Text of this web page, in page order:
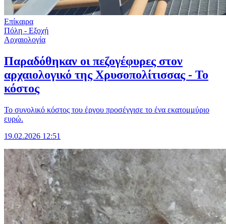
Επίκαιρα
Πόλη - Εξοχή
Αρχαιολογία
Παραδόθηκαν οι πεζογέφυρες στον
αρχαιολογικό της Χρυσοπολίτισσας - Το
κόστος
Το συνολικό κόστος του έργου προσέγγισε το ένα εκατομμύριο
ευρώ.
19.02.2026 12:51